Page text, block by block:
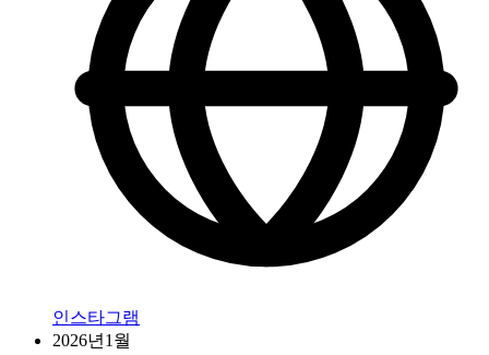
인스타그램
2026년1월